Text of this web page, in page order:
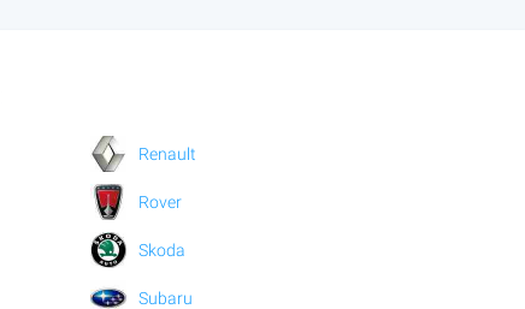
Renault
Rover
Skoda
Subaru